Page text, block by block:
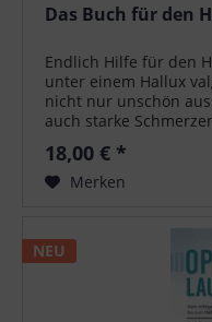
Das Buch für den
Endlich Hilfe für den
unter einem Hallux
nicht nur unschön
auch starke
Leidensdruck die
18,00 € *
Merken
NEU